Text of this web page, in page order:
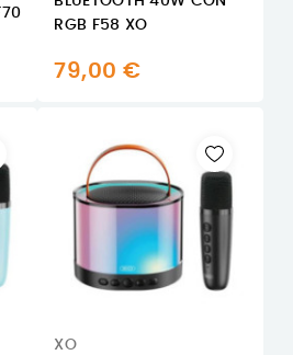
RGB F58 XO
79,00 €
XO